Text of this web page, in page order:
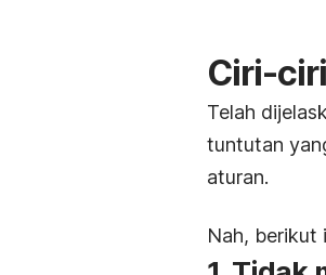
Ciri-
Telah
tuntutan
aturan.
Nah, berikut